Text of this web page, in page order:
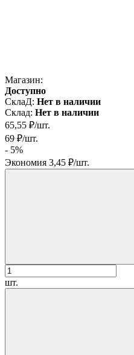
Магазин:
Доступно
СклаД: Нет в наличии
Склад: Нет в наличии
65,55 ₽/шт.
69 ₽/шт.
- 5%
Экономия 3,45 ₽/шт.
шт.